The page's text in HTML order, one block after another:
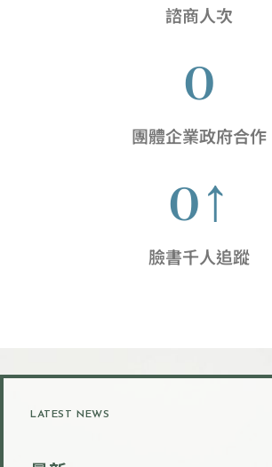
諮商人次
團體企業政府合作
0
臉書千人追蹤
0↑
LATEST NEWS